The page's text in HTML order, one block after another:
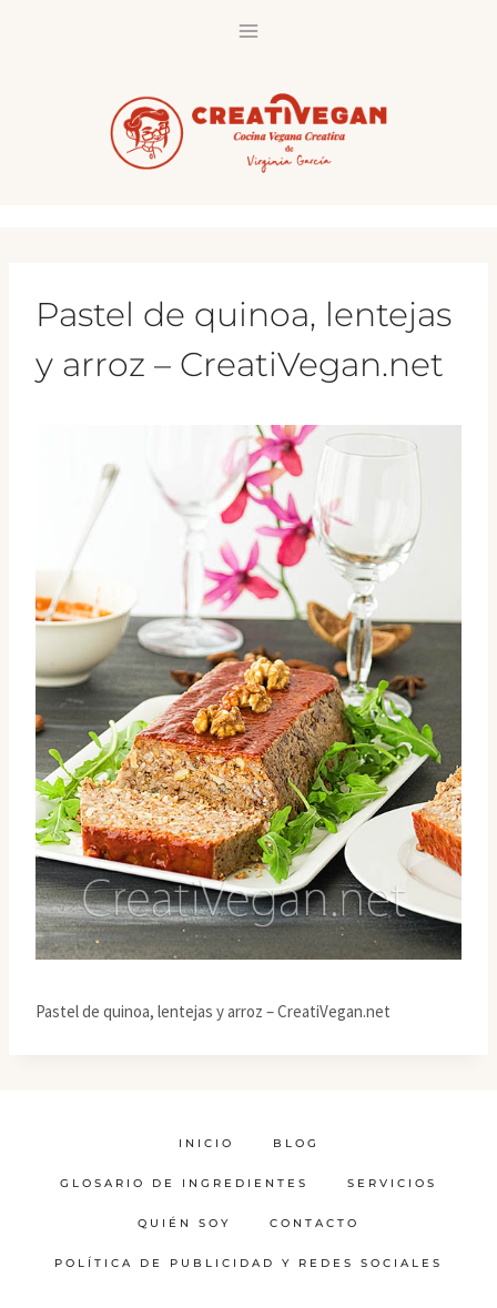
Pastel de quinoa, lentejas
y arroz – CreatiVegan.net
Pastel de quinoa, lentejas y arroz – CreatiVegan.net
INICIO BLOG
GLOSARIO DE INGREDIENTES SERVICIOS
QUIÉN SOY CONTACTO
POLÍTICA DE PUBLICIDAD Y REDES SOCIALES